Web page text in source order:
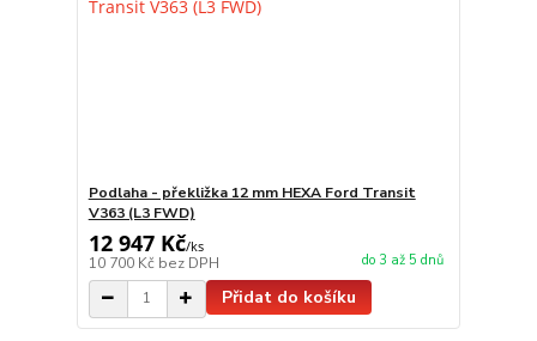
Podlaha - překližka 12 mm HEXA Ford Transit
V363 (L3 FWD)
12 947 Kč/ks
10 700 Kč bez DPH do 3 až 5 dnů
Přidat do košíku